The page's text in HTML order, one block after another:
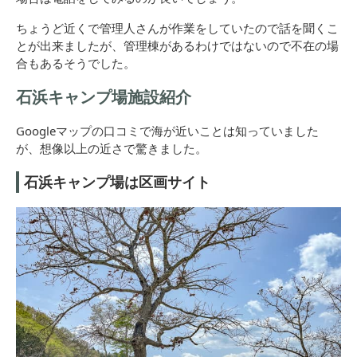
ちょうど近くで管理人さんが作業をしていたので話を聞くこ
とが出来ましたが、管理棟があるわけではないので不在の場
合もあるそうでした。
石浜キャンプ場施設紹介
Googleマップの口コミで海が近いことは知っていました
が、想像以上の近さで驚きました。
石浜キャンプ場は区画サイト